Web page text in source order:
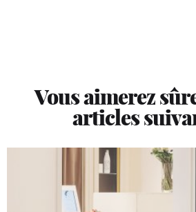
Vous aimerez
articles